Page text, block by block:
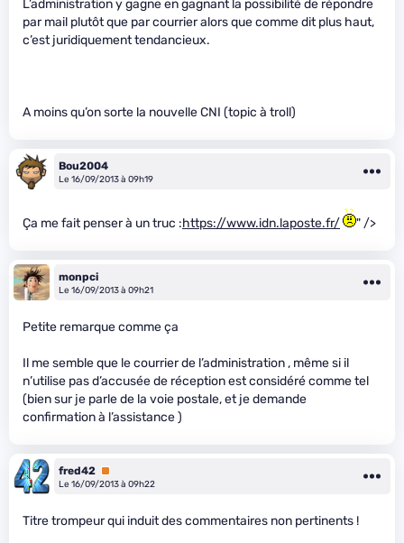
L’administration y gagne en gagnant la possibilité de répondre
par mail plutôt que par courrier alors que comme dit plus haut,
c’est juridiquement tendancieux.
A moins qu’on sorte la nouvelle CNI (topic à troll)
Bou2004
Le 16/09/2013 à 09h19
Ça me fait penser à un truc :https://www.idn.laposte.fr/ " />
monpci
Le 16/09/2013 à 09h21
Petite remarque comme ça
Il me semble que le courrier de l’administration , même si il
n’utilise pas d’accusée de réception est considéré comme tel
(bien sur je parle de la voie postale, et je demande
confirmation à l’assistance )
fred42 Premium
Le 16/09/2013 à 09h22
Titre trompeur qui induit des commentaires non pertinents !